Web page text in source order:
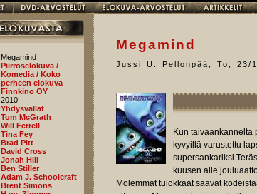
Megamind
Piirroselokuva /
Komedia / Koko
perheen elokuva
Finnkino OY
2010
Yhdysvallat
Tom McGrath
Will Ferrell
Tina Fey
Brad Pitt
David Cross
Jonah Hill
Ben Stiller
Adam J. Schoolcraft
Brent Simons
Megamind
Jussi U. Pellonpää To, 23/
Kun
kyvyillä varustettu
supersankariksi
kuusen alle
Molemmat tulokkaat saavat